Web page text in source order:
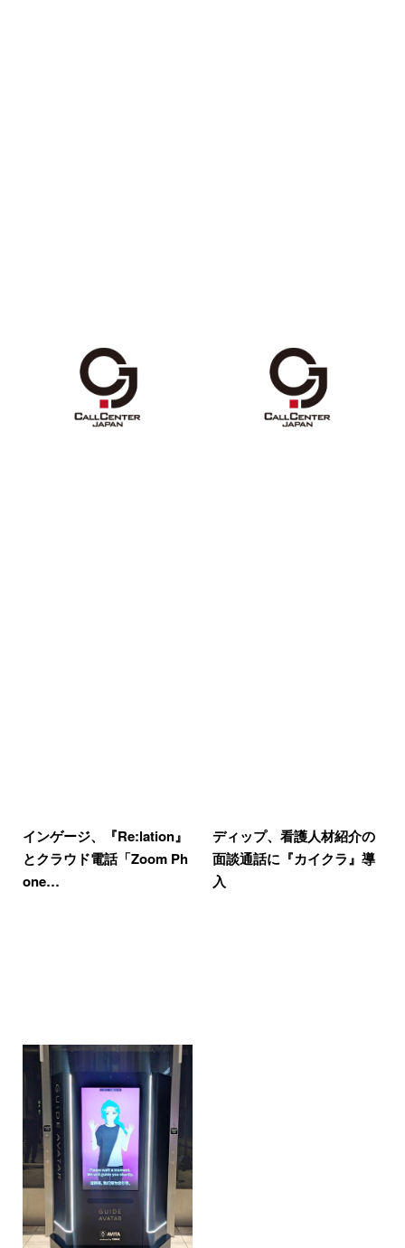
インゲージ、『Re:lation』
とクラウド電話「Zoom Ph
one…
ディップ、看護人材紹介の
面談通話に『カイクラ』導
入